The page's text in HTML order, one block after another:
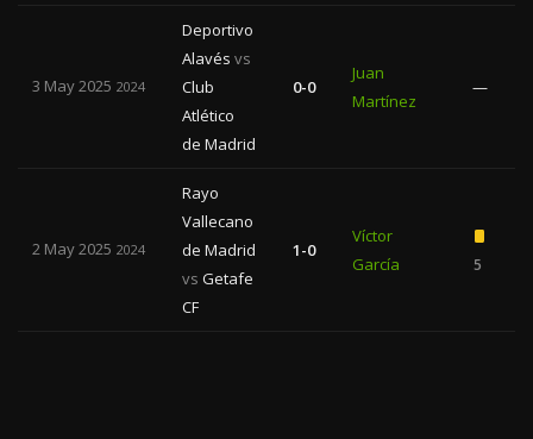
3 May 2025 2024
Deportivo
Alavés vs
Club
Atlético
de Madrid
0-0
Juan
Martínez
—
2 May 2025 2024
Rayo
Vallecano
de Madrid
vs Getafe
CF
1-0
Víctor
García
5